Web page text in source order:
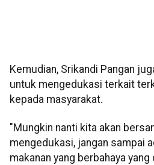
Kemudian, Srikandi Pangan
untuk mengedukasi terkait
kepada masyarakat.
"Mungkin nanti kita akan
mengedukasi, jangan sampai
makanan yang berbahaya